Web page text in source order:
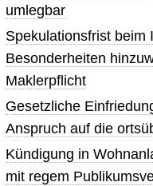
umlegbar
Spekulationsfrist beim
Besonderheiten
Maklerpflicht
Gesetzliche
Anspruch auf die
Kündigung in
mit regem